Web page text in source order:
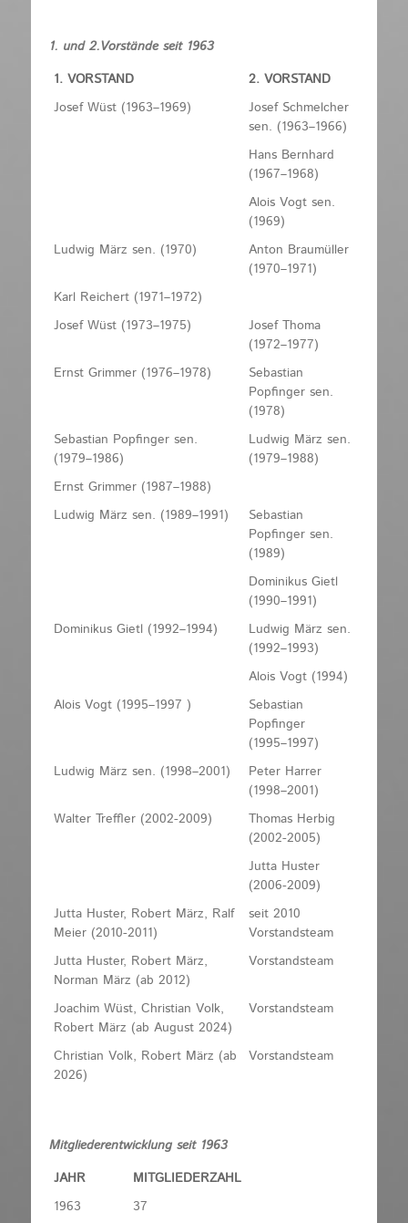
1. und 2.Vorstände seit 1963
1. VORSTAND
2. VORSTAND
Josef Wüst (1963–1969)
Josef Schmelcher
sen. (1963–1966)
Hans Bernhard
(1967–1968)
Alois Vogt sen.
(1969)
Ludwig März sen. (1970)
Anton Braumüller
(1970–1971)
Karl Reichert (1971–1972)
Josef Wüst (1973–1975)
Josef Thoma
(1972–1977)
Ernst Grimmer (1976–1978)
Sebastian
Popfinger sen.
(1978)
Sebastian Popfinger sen.
(1979–1986)
Ludwig März sen.
(1979–1988)
Ernst Grimmer (1987–1988)
Ludwig März sen. (1989–1991)
Sebastian
Popfinger sen.
(1989)
Dominikus Gietl
(1990–1991)
Dominikus Gietl (1992–1994)
Ludwig März sen.
(1992–1993)
Alois Vogt (1994)
Alois Vogt (1995–1997 )
Sebastian
Popfinger
(1995–1997)
Ludwig März sen. (1998–2001)
Peter Harrer
(1998–2001)
Walter Treffler (2002-2009)
Thomas Herbig
(2002-2005)
Jutta Huster
(2006-2009)
Jutta Huster, Robert März, Ralf
Meier (2010-2011)
seit 2010
Vorstandsteam
Jutta Huster, Robert März,
Norman März (ab 2012)
Vorstandsteam
Joachim Wüst, Christian Volk,
Robert März (ab August 2024)
Vorstandsteam
Christian Volk, Robert März (ab
2026)
Vorstandsteam
Mitgliederentwicklung seit 1963
JAHR
MITGLIEDERZAHL
1963
37